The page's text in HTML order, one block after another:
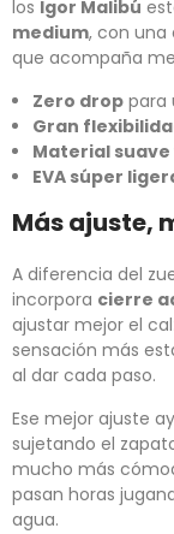
los Igor Malibú
medium, con una
que acompaña
Zero drop para
Gran
Material suave
EVA súper
Más ajuste,
A diferencia del
incorpora cierre
ajustar mejor el
sensación más
al dar cada paso.
Ese mejor ajuste
sujetando el
mucho más
pasan horas
agua.